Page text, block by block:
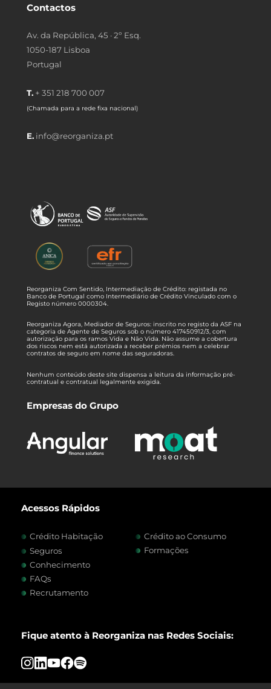
Contactos
Av. da República, 45 · 2º Esq.
1050-187 Lisboa
Portugal
T. + 351 218 700 007
(Chamada para a rede fixa nacional)
E. info@reorganiza.pt
Reorganiza Com Sentido, Intermediação de Crédito: registada no
Banco de Portugal como Intermediário de Crédito Vinculado com o
Registo número 0000304.
Reorganiza Agora, Mediador de Seguros: inscrito no registo da ASF na
categoria de Agente de Seguros sob o número 417450912/3, com
autorização para os ramos Vida e Não Vida. Não assume a cobertura
dos riscos nem está autorizada a receber prémios nem a celebrar
contratos de seguro em nome das seguradoras.
Nenhum conteúdo deste site dispensa a leitura da informação pré-
contratual e contratual legalmente exigida.
Empresas do Grupo
Acessos Rápidos
Crédito Habitação
Crédito ao Consumo
Seguros
Formações
Conhecimento
FAQs
Recrutamento
Fique atento à Reorganiza nas Redes Sociais: